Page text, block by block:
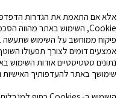
אלא אם התאמת את הגדרות
Cookie, השימוש באתר מהווה
פיקוח ממוחשב על השימוש שתעשה
אמצעים דומים לצורך תפעולו
נתונים סטטיסטיים אודות השימוש
שימושך באתר להעדפותיך